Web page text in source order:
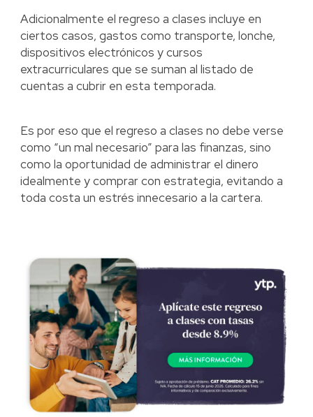
Adicionalmente el regreso a clases incluye en
ciertos casos, gastos como transporte, lonche,
dispositivos electrónicos y cursos
extracurriculares que se suman al listado de
cuentas a cubrir en esta temporada.
Es por eso que el regreso a clases no debe verse
como “un mal necesario” para las finanzas, sino
como la oportunidad de administrar el dinero
idealmente y comprar con estrategia, evitando a
toda costa un estrés innecesario a la cartera.